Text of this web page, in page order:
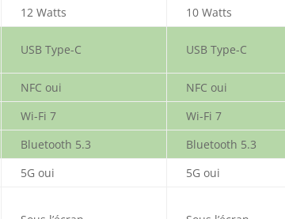
12 Watts 10 Watts
USB Type-C USB Type-C
NFC oui NFC oui
Wi-Fi 7 Wi-Fi 7
Bluetooth 5.3 Bluetooth 5.3
5G oui 5G oui